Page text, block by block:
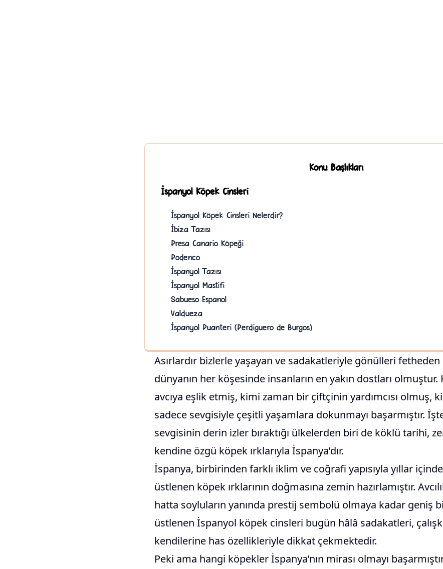
Konu Başlıkları
İspanyol Köpek Cinsleri
İspanyol Köpek Cinsleri Nelerdir?
İbiza Tazısı
Presa Canario Köpeği
Podenco
İspanyol Tazısı
İspanyol Mastifi
Sabueso Espanol
Valdueza
İspanyol Puanteri (Perdiguero de Burgos)
Asırlardır bizlerle yaşayan ve sadakatleriyle gönülleri fetheden
dünyanın her köşesinde insanların en yakın dostları
avcıya eşlik etmiş, kimi zaman bir çiftçinin yardımcısı olmuş,
sadece sevgisiyle çeşitli yaşamlara dokunmayı başarmıştır.
sevgisinin derin izler bıraktığı ülkelerden biri de köklü tarihi,
kendine özgü köpek ırklarıyla İspanya’dır.
İspanya, birbirinden farklı iklim ve coğrafi yapısıyla yıllar
üstlenen köpek ırklarının doğmasına zemin hazırlamıştır.
hatta soyluların yanında prestij sembolü olmaya kadar geniş
üstlenen İspanyol köpek cinsleri bugün hâlâ sadakatleri,
kendilerine has özellikleriyle dikkat çekmektedir.
Peki ama hangi köpekler İspanya’nın mirası olmayı